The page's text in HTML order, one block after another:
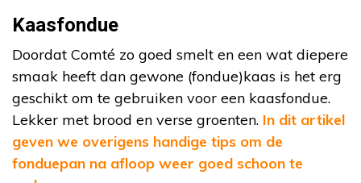
Kaasfondue
Doordat Comté zo goed smelt en een wat diepere
smaak heeft dan gewone (fondue)kaas is het erg
geschikt om te gebruiken voor een kaasfondue.
Lekker met brood en verse groenten. In dit artikel
geven we overigens handige tips om de
fonduepan na afloop weer goed schoon te